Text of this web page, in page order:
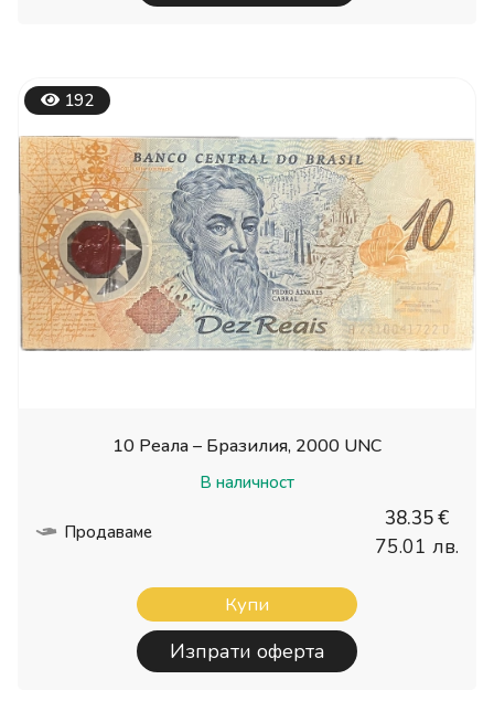
192
10 Реала – Бразилия, 2000 UNC
В наличност
Продаваме
38.35 €
75.01 лв.
Купи
Изпрати оферта